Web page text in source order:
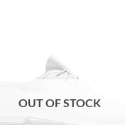
OUT OF STOCK